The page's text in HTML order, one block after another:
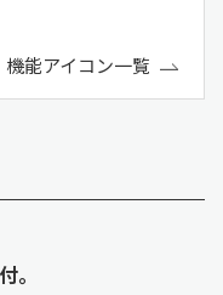
機能アイコン一覧
。